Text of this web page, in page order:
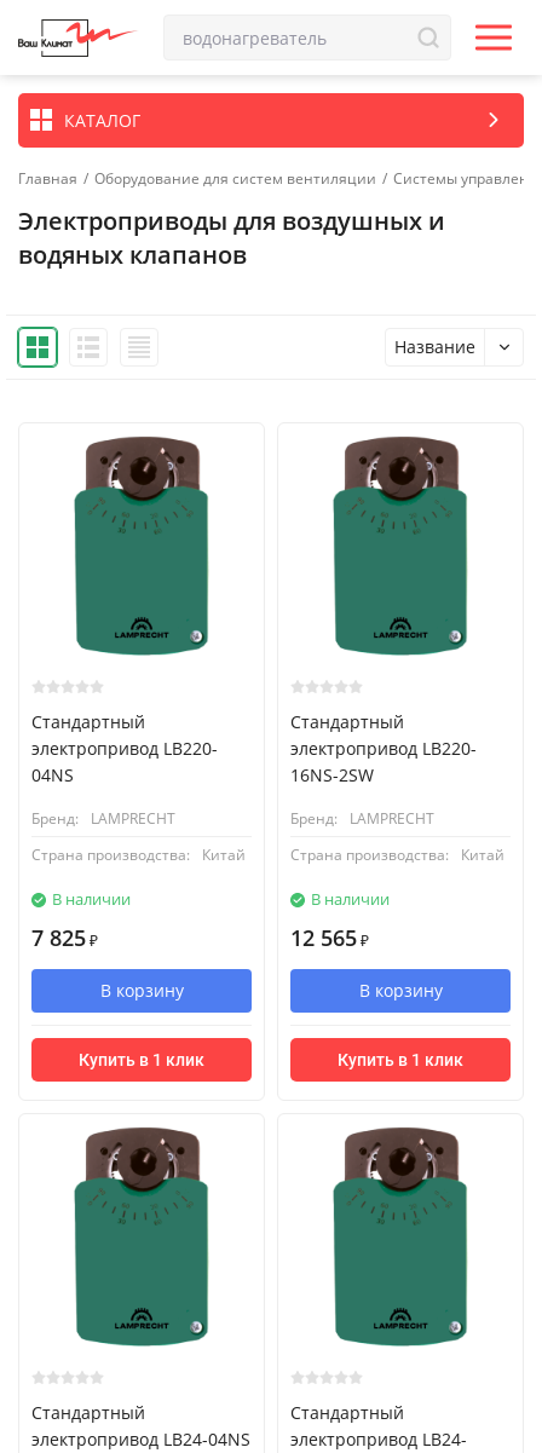
КАТАЛОГ
Главная / Оборудование для систем вентиляции / Системы
Электроприводы для воздушных и
водяных клапанов
Название
Стандартный
электропривод LB220-
04NS
Бренд:
LAMPRECHT
Страна производства:
Китай
В наличии
7 825 ₽
В корзину
Купить в 1 клик
Стандартный
электропривод LB220-
16NS-2SW
Бренд:
LAMPRECHT
Страна производства:
Китай
В наличии
12 565 ₽
В корзину
Купить в 1 клик
Стандартный
электропривод LB24-04NS
Стандартный
электропривод LB24-